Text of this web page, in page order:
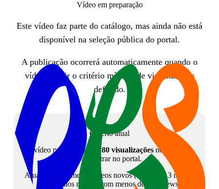
Vídeo em preparação
Este vídeo faz parte do catálogo, mas ainda não está
disponível na seleção pública do portal.
A publicação ocorrerá automaticamente quando o
vídeo atingir o critério mínimo de visualizações
definido.
Critério atual
O vídeo precisa atingir
180 visualizações no YouTube
para entrar no portal.
Atualmente, somente vídeos novos (menos de 3 meses)
são listados mesmo com menos de 180 views.